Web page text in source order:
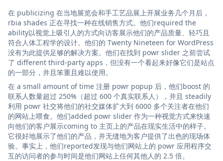
在 publicizing 在当地展览会和手工艺品展上开展业务几个月后，
rbia shades 正在寻找一种在线销售方式。他们required the
ability以视觉上吸引人的方式向访客展示他们的产品质量、轻巧且
符合人体工程学的设计。他们的 Twenty Nineteen for WordPress
没有为此提供足够的解决方案。他们在找到 powr slider 之前尝试
了 different third-party apps，但没有一个看起来好像它们是站点
的一部分，并且笨重且难以使用。
在 a small amount of time 注册 powr popup 后，他们boost 的
联系人数量超过 250%（超过 600 个真实联系人），并且 steadily
利用 powr 社交将他们的社交媒体扩大到 6000 多个关注者在他们
的网站上喂食。他们added powr slider 作为一种视觉方式来快速
向他们的客户展示coming to 主页上的产品在现实生活中的样子。
它很好地展示了他们的产品，并无缝地为客户提供了出色的现场体
验。事实上，他们reported发现与他们网站上的 powr 应用程序交
互的访问者的参与时间是他们网站上任何其他人的 2.5 倍。